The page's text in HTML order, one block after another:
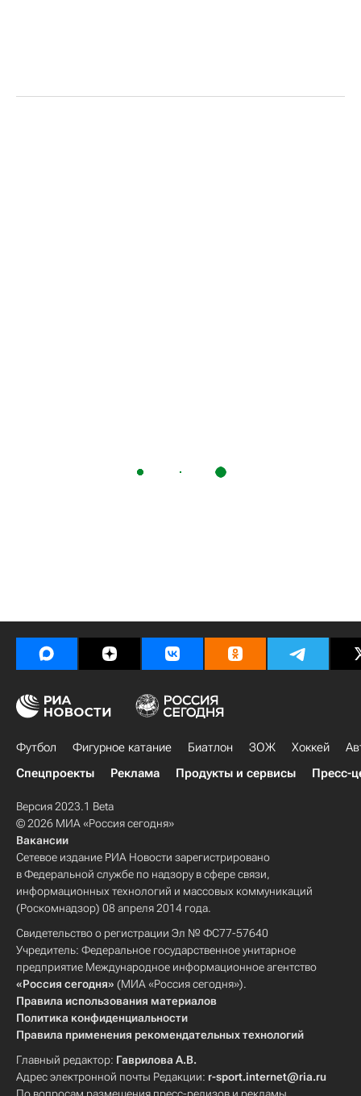
Футбол Фигурное катание Биатлон ЗОЖ Хоккей
Спецпроекты
Реклама Продукты и сервисы Пресс-
Версия 2023.1 Beta
© 2026 МИА «Россия сегодня»
Вакансии
Сетевое издание РИА Новости зарегистрировано
в Федеральной службе по надзору в сфере связи,
информационных технологий и массовых коммуникаций
(Роскомнадзор) 08 апреля 2014 года.
Свидетельство о регистрации Эл № ФС77-57640
Учредитель: Федеральное государственное унитарное
предприятие Международное информационное агентство
«Россия сегодня» (МИА «Россия сегодня»).
Правила использования материалов
Политика конфиденциальности
Правила применения рекомендательных технологий
Главный редактор: Гаврилова А.В.
Адрес электронной почты Редакции: r-sport.internet@ria.ru